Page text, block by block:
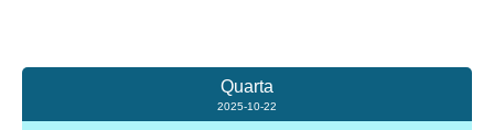
Quarta
2025-10-22